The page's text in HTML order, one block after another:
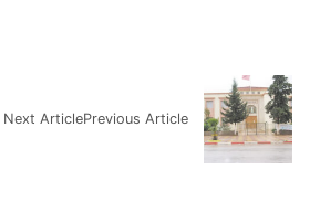
Previous Article
Next Article